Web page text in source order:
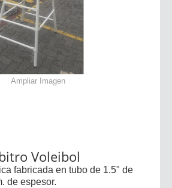
Ampliar Imagen
Voleibol
fabricada en tubo de 1.5" de
de espesor.